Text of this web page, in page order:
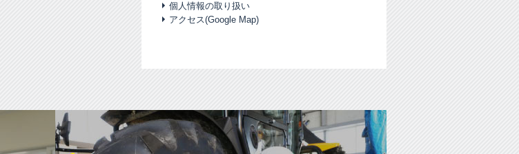
個人情報の取り扱い
アクセス(Google Map)